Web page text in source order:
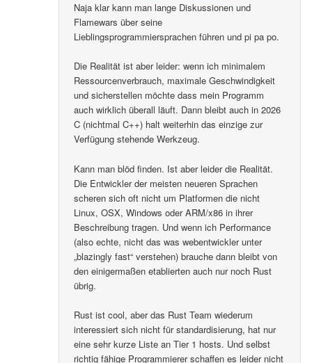
Naja klar kann man lange Diskussionen und
Flamewars über seine
Lieblingsprogrammiersprachen führen und pi pa po.
Die Realität ist aber leider: wenn ich minimalem
Ressourcenverbrauch, maximale Geschwindigkeit
und sicherstellen möchte dass mein Programm
auch wirklich überall läuft. Dann bleibt auch in 2026
C (nichtmal C++) halt weiterhin das einzige zur
Verfügung stehende Werkzeug.
Kann man blöd finden. Ist aber leider die Realität.
Die Entwickler der meisten neueren Sprachen
scheren sich oft nicht um Platformen die nicht
Linux, OSX, Windows oder ARM/x86 in ihrer
Beschreibung tragen. Und wenn ich Performance
(also echte, nicht das was webentwickler unter
„blazingly fast“ verstehen) brauche dann bleibt von
den einigermaßen etablierten auch nur noch Rust
übrig.
Rust ist cool, aber das Rust Team wiederum
interessiert sich nicht für standardisierung, hat nur
eine sehr kurze Liste an Tier 1 hosts. Und selbst
richtig fähige Programmierer schaffen es leider nicht